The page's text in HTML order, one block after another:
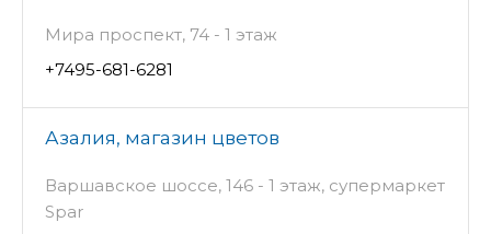
Мира проспект, 74 - 1 этаж
+7495-681-6281
Азалия, магазин цветов
Варшавское шоссе, 146 - 1 этаж, супермаркет
Spar